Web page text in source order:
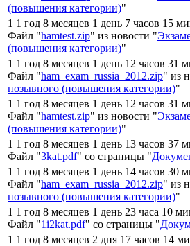
(повышения категории)"
1 1 год 8 месяцев 1 день 7 часов 15
Файл "hamtest.zip" из новости "
(повышения категории)"
1 1 год 8 месяцев 1 день 12 часов 31
Файл "ham_exam_russia_2012.zip" из
позывного (повышения категории)"
1 1 год 8 месяцев 1 день 12 часов 31
Файл "hamtest.zip" из новости "
(повышения категории)"
1 1 год 8 месяцев 1 день 13 часов 37
Файл "3kat.pdf" со страницы "
1 1 год 8 месяцев 1 день 14 часов 30
Файл "ham_exam_russia_2012.zip" из
позывного (повышения категории)"
1 1 год 8 месяцев 1 день 23 часа 10
Файл "1i2kat.pdf" со страницы "
1 1 год 8 месяцев 2 дня 17 часов 14